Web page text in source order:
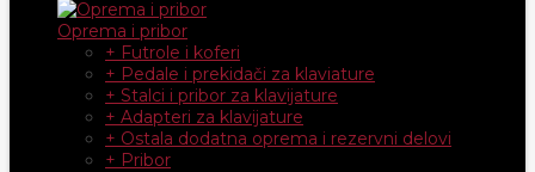
Oprema i pribor
+ Futrole i koferi
+ Pedale i prekidači za klaviature
+ Stalci i pribor za klavijature
+ Adapteri za klavijature
+ Ostala dodatna oprema i rezervni delovi
+ Pribor